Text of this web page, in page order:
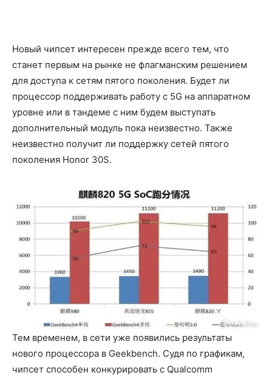
Новый чипсет интересен прежде всего тем, что
станет первым на рынке не флагманским решением
для доступа к сетям пятого поколения. Будет ли
процессор поддерживать работу с 5G на аппаратном
уровне или в тандеме с ним будем выступать
дополнительный модуль пока неизвестно. Также
неизвестно получит ли поддержку сетей пятого
поколения Honor 30S.
Тем временем, в сети уже появились результаты
нового процессора в Geekbench. Судя по графикам,
чипсет способен конкурировать с Qualcomm